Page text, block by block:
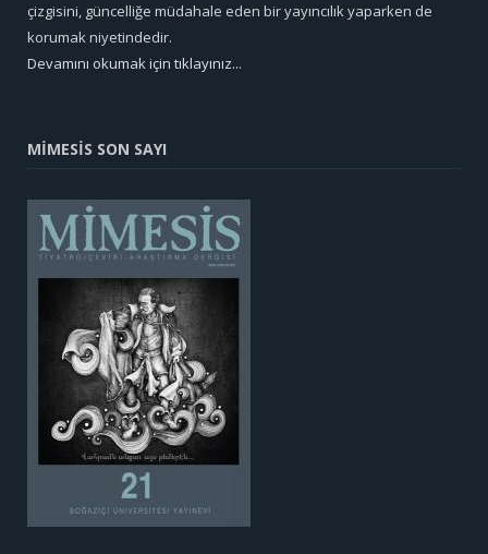
çizgisini, güncelliğe müdahale eden bir yayıncılık yaparken de
korumak niyetindedir.
Devamını okumak için tıklayınız...
MİMESİS SON SAYI